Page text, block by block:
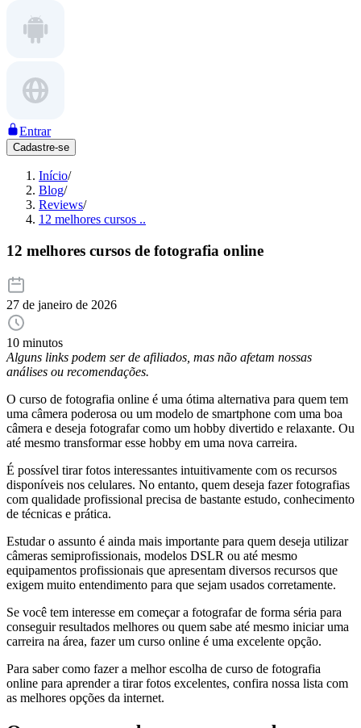
Entrar
Cadastre-se
Início/
Blog/
Reviews/
12 melhores cursos ..
12 melhores cursos de fotografia online
27 de janeiro de 2026
10 minutos
Alguns links podem ser de afiliados, mas não afetam nossas
análises ou recomendações.
O curso de fotografia online é uma ótima alternativa para quem tem
uma câmera poderosa ou um modelo de smartphone com uma boa
câmera e deseja fotografar como um hobby divertido e relaxante. Ou
até mesmo transformar esse hobby em uma nova carreira.
É possível tirar fotos interessantes intuitivamente com os recursos
disponíveis nos celulares. No entanto, quem deseja fazer fotografias
com qualidade profissional precisa de bastante estudo, conhecimento
de técnicas e prática.
Estudar o assunto é ainda mais importante para quem deseja utilizar
câmeras semiprofissionais, modelos DSLR ou até mesmo
equipamentos profissionais que apresentam diversos recursos que
exigem muito entendimento para que sejam usados corretamente.
Se você tem interesse em começar a fotografar de forma séria para
conseguir resultados melhores ou quem sabe até mesmo iniciar uma
carreira na área, fazer um curso online é uma excelente opção.
Para saber como fazer a melhor escolha de curso de fotografia
online para aprender a tirar fotos excelentes, confira nossa lista com
as melhores opções da internet.